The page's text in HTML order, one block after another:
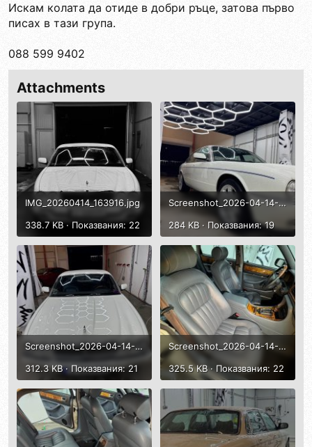
Искам колата да отиде в добри ръце, затова първо
писах в тази група.
088 599 9402
Attachments
IMG_20260414_163916.jpg
338.7 KB · Показвания: 22
Screenshot_2026-04-14-16-32-17-13_e2d5b3f32b79de1d45acd1fad96fbb0f.jpg
284 KB · Показвания: 19
Screenshot_2026-04-14-16-33-01-46_e2d5b3f32b79de1d45acd1fad96fbb0f.jpg
312.3 KB · Показвания: 21
Screenshot_2026-04-14-16-33-32-07_e2d5b3f32b79de1d45acd1fad96fbb0f.jpg
325.5 KB · Показвания: 22